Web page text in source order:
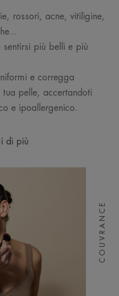
rossori, acne, vitiligine,
sentirsi più belli e più
e corregga
tua pelle, accertandoti
e ipoallergenico.
di più
COUVRANCE